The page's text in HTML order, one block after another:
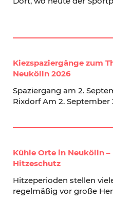
Kiezspaziergänge zum
Neukölln 2026
Spaziergang am 2.
Rixdorf Am 2. September
Kühle Orte in Neukölln
Hitzeschutz
Hitzeperioden stellen
regelmäßig vor große